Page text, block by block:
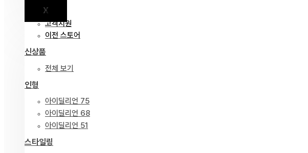
X공지
고객지원
이전 스토어
신상품
전체 보기
인형
아이딜리언 75
아이딜리언 68
아이딜리언 51
스타일링